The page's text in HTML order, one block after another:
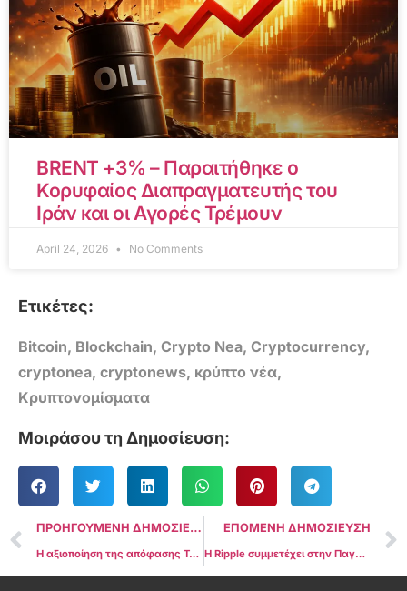
BRENT +3% – Παραιτήθηκε ο
Κορυφαίος Διαπραγματευτής του
Ιράν και οι Αγορές Τρέμουν
April 24, 2026 No Comments
Ετικέτες:
Bitcoin, Blockchain, Crypto Nea, Cryptocurrency,
cryptonea, cryptonews, κρύπτο νέα,
Κρυπτονομίσματα
Μοιράσου τη Δημοσίευση:
ΠΡΟΗΓΟΥΜΕΝΗ ΔΗΜΟΣΙΕΥΣΗ
Η αξιοποίηση της απόφασης Terraform από την SEC υποδηλώνει στρατηγική προσέγγιση στην πρόταση απόρριψης της Coinbase
ΕΠΟΜΕΝΗ ΔΗΜΟΣΙΕΥΣΗ
Η Ripple συμμετέχει στην Παγκόσμια Ομάδα Εργασίας για την προώθηση των διασυνοριακών πληρωμών στο πλαίσιο της BIS